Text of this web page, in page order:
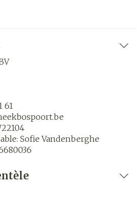
61
Sofie Vandenberghe